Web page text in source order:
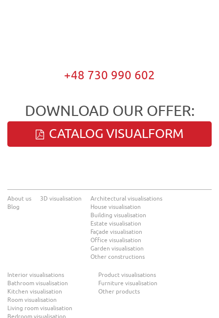
+48 730 990 602
DOWNLOAD OUR OFFER:
CATALOG VISUALFORM
About us
Blog
3D visualisation
Architectural visualisations
House visualisation
Building visualisation
Estate visualisation
Façade visualisation
Office visualisation
Garden visualisation
Other constructions
Interior visualisations
Bathroom visualisation
Kitchen visualisation
Room visualisation
Living room visualisation
Product visualisations
Furniture visualisation
Other products